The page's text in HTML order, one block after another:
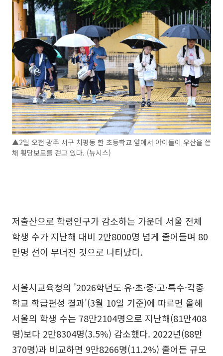
▲2일 오전 광주 서구 치평동 한 초등학교 앞에서 아이들이 우산을 쓴
채 횡당보도를 걷고 있다. (뉴시스)
저출산으로 학령인구가 감소하는 가운데 서울 전체
학생 수가 지난해 대비 2만8000명 넘게 줄어들며 80
만명 선이 무너진 것으로 나타났다.
서울시교육청의 '2026학년도 유·초·중·고·특수·각종
학교 학급편성 결과'(3월 10일 기준)에 따르면 올해
서울의 학생 수는 78만2104명으로 지난해(81만408
명)보다 2만8304명(3.5%) 감소했다. 2022년(88만
370명)과 비교하면 9만8266명(11.2%) 줄어든 규모